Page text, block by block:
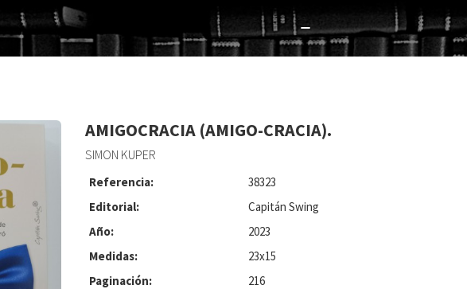
AMIGOCRACIA (AMIGO-CRACIA).
SIMON KUPER
Referencia:
38323
Editorial:
Capitán Swing
Año:
2023
Medidas:
23x15
Paginación:
216